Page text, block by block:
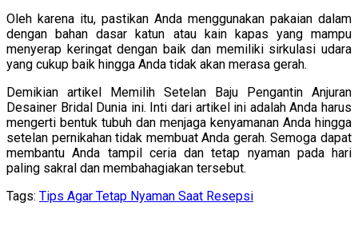
Oleh karena itu, pastikan Anda menggunakan pakaian dalam
dengan bahan dasar katun atau kain kapas yang mampu
menyerap keringat dengan baik dan memiliki sirkulasi udara
yang cukup baik hingga Anda tidak akan merasa gerah.
Demikian artikel Memilih Setelan Baju Pengantin Anjuran
Desainer Bridal Dunia ini. Inti dari artikel ini adalah Anda harus
mengerti bentuk tubuh dan menjaga kenyamanan Anda hingga
setelan pernikahan tidak membuat Anda gerah. Semoga dapat
membantu Anda tampil ceria dan tetap nyaman pada hari
paling sakral dan membahagiakan tersebut.
Tags: Tips Agar Tetap Nyaman Saat Resepsi